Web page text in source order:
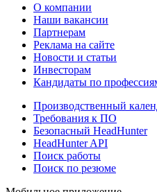
О компании
Наши вакансии
Партнерам
Реклама на сайте
Новости и статьи
Инвесторам
Кандидаты по
Производственный
Требования к ПО
Безопасный HeadHunter
HeadHunter API
Поиск работы
Поиск по резюме